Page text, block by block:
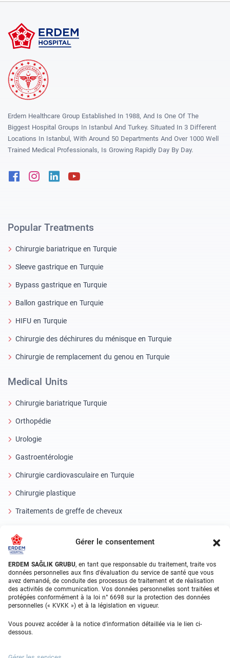
Gérer le consentement
ERDEM SAĞLIK GRUBU, en tant que responsable du traitement, traite vos
données personnelles aux fins d'évaluation du service de santé que vous
avez demandé, de conduite des processus de traitement et de réalisation
des activités de communication. Vos données personnelles sont traitées et
protégées conformément à la loi n° 6698 sur la protection des données
personnelles (« KVKK ») et à la législation en vigueur.
Vous pouvez accéder à la notice d'information détaillée via le lien ci-
dessous.
Erdem Healthcare Group Established In 1988, And Is One Of The
Biggest Hospital Groups In Istanbul And Turkey. Situated In 3 Different
Locations In Istanbul, With Around 50 Departments And Over 1000 Well
Trained Medical Professionals, Is Growing Rapidly Day By Day.
FacebookInstagram
Linkedin
Popular Treatments
Chirurgie bariatrique en Turquie
Sleeve gastrique en Turquie
Bypass gastrique en Turquie
Ballon gastrique en Turquie
HIFU en Turquie
Chirurgie des déchirures du ménisque en Turquie
Chirurgie de remplacement du genou en Turquie
Medical Units
Chirurgie bariatrique Turquie
Orthopédie
Urologie
Gastroentérologie
Chirurgie cardiovasculaire en Turquie
Chirurgie plastique
Traitements de greffe de cheveux
Oeil laser
About Erdem
À propos de nous
Unités médicales
Équipe médicale